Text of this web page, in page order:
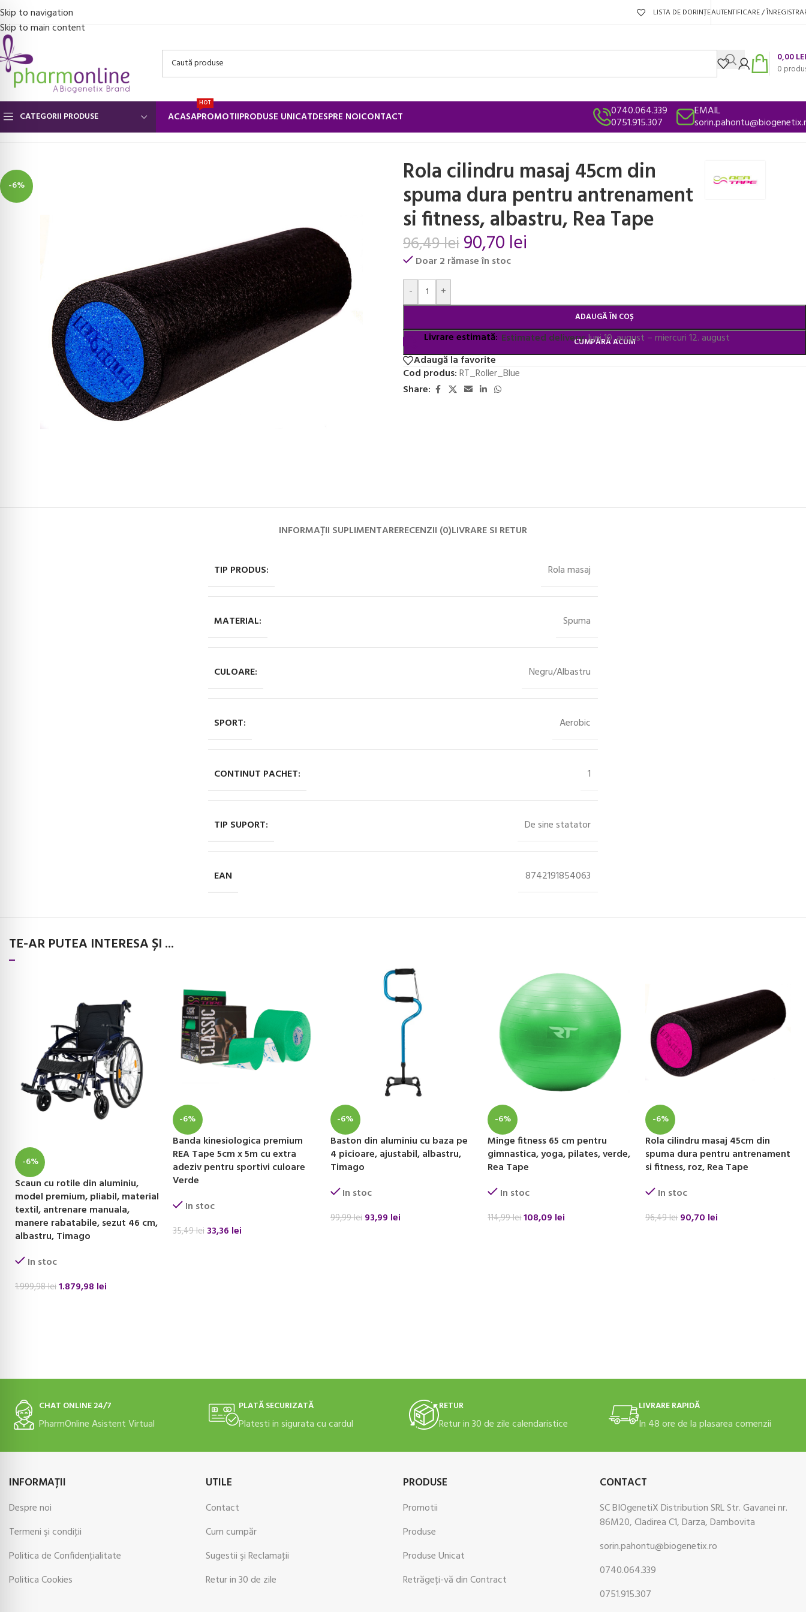
Skip to navigation
Skip to main content
LISTA DE DORINȚEAUTENTIFICARE /
0
0,00LEI
CATEGORII PRODUSE ACASAPROMOTII
HOT
PRODUSE UNICATDESPRE NOICONTACT 0740.064.339
0751.915.307
EMAIL
-6% Rola cilindru masaj 45cm din
spuma dura pentru antrenament
si fitness, albastru, Rea Tape
96,49lei90,70 lei
Doar 2 rămase în stoc
-
+
ADAUGĂ ÎN COȘ
CUMPĂRĂ ACUM
Alternative:
Livrare estimată: Estimated delivery:luni 10. august – miercuri 12. august
Adaugă la favorite
Cod produs:RT_Roller_Blue
Share:
INFORMAȚII SUPLIMENTARERECENZII (0)LIVRARE SI RETUR
TIP PRODUS: Rola masaj
MATERIAL: Spuma
CULOARE: Negru/Albastru
SPORT: Aerobic
CONTINUT PACHET: 1
TIP SUPORT: De sine statator
EAN 8742191854063
TE-AR PUTEA INTERESA ȘI ...
-6%
Scaun cu rotile din aluminiu,
model premium, pliabil, material
textil, antrenare manuala,
manere rabatabile, sezut 46 cm,
albastru, Timago
In stoc
1.999,98lei1.879,98 lei
-6%
Banda kinesiologica premium
REA Tape 5cm x 5m cu extra
adeziv pentru sportivi culoare
Verde
In stoc
35,49lei 33,36 lei
-6%
Baston din aluminiu cu baza pe
4 picioare, ajustabil, albastru,
Timago
In stoc
99,99lei 93,99 lei
-6%
Minge fitness 65 cm pentru
gimnastica, yoga, pilates, verde,
Rea Tape
In stoc
114,99lei108,09 lei
-6%
Rola cilindru masaj 45cm din
spuma dura pentru antrenament
si fitness, roz, Rea Tape
In stoc
96,49lei 90,70 lei
CHAT ONLINE 24/7
PharmOnline Asistent Virtual
PLATĂ SECURIZATĂ
Platesti in sigurata cu cardul
RETUR
Retur in 30 de zile calendaristice
LIVRARE RAPIDĂ
In 48 ore de la plasarea comenzii
INFORMAŢII
Despre noi
Termeni şi condiţii
Politica de Confidenţialitate
Politica Cookies
UTILE
Contact
Cum cumpăr
Sugestii şi Reclamaţii
Retur in 30 de zile
PRODUSE
Promotii
Produse
Produse Unicat
Retrăgeți-vă din Contract
CONTACT
SC BIOgenetiX Distribution SRL Str. Gavanei nr.
86M20, Cladirea C1, Darza, Dambovita
sorin.pahontu@biogenetix.ro
0740.064.339
0751.915.307